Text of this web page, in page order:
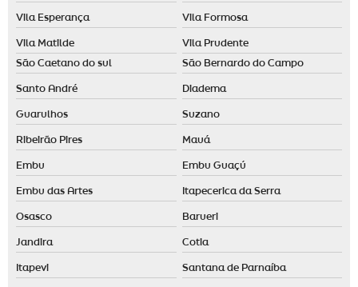
Vila Esperança Vila Formosa
Vila Matilde Vila Prudente
São Caetano do sul São Bernardo do Campo
Santo André Diadema
Guarulhos Suzano
Ribeirão Pires Mauá
Embu Embu Guaçú
Embu das Artes Itapecerica da Serra
Osasco Barueri
Jandira Cotia
Itapevi Santana de Parnaíba